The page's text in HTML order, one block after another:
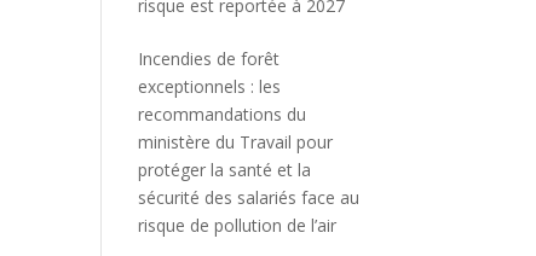
risque est reportée à 2027
Incendies de forêt
exceptionnels : les
recommandations du
ministère du Travail pour
protéger la santé et la
sécurité des salariés face au
risque de pollution de l’air